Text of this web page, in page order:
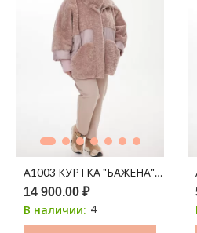
А1003 КУРТКА "БАЖЕНА" ПУДРА
14 900.00 ₽
В наличии: 4